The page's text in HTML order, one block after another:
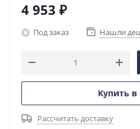
4 953 ₽
Под заказ Нашли
Купить в
Рассчитать доставку